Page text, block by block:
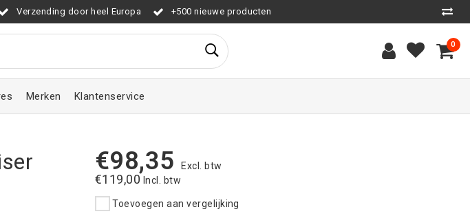
Verzending door heel Europa +500 nieuwe producten
0
Merken Klantenservice
€98,35 Excl. btw
€119,00 Incl. btw
Toevoegen aan vergelijking